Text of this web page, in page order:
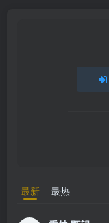
最新 最热